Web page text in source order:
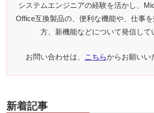
システムエンジニアの経験を活かし、
Office互換製品の、便利な機能や、仕事
方、新機能などについて発信して
お問い合わせは、 こちらからお願いい
新着記事